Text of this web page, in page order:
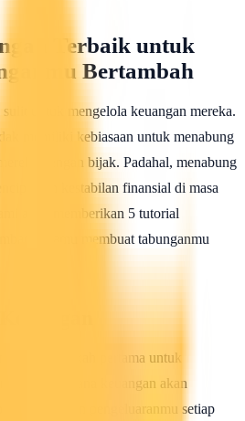
Terbaik untuk
Bertambah
untuk mengelola keuangan mereka.
memiliki kebiasaan untuk menabung
dengan bijak. Padahal, menabung
kestabilan finansial di masa
akan memberikan 5 tutorial
kamu membuat tabunganmu
adalah langkah pertama untuk
bijak. Rencana keuangan akan
dan pengeluaranmu setiap